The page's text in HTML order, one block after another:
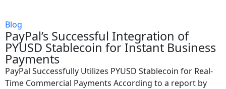
Blog
PayPal’s Successful Integration of
PYUSD Stablecoin for Instant Business
Payments
PayPal Successfully Utilizes PYUSD Stablecoin for Real-
Time Commercial Payments According to a report by